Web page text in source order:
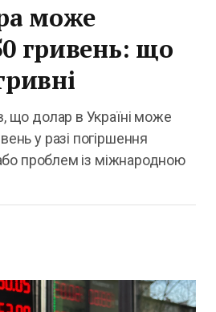
може
гривень: що
що долар в Україні може
у разі погіршення
проблем із міжнародною